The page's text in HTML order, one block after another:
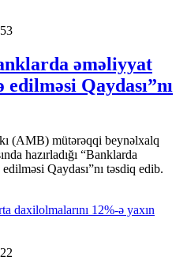
əməliyyat
Qaydası”nı
(AMB) mütərəqqi beynəlxalq
hazırladığı “Banklarda
Qaydası”nı təsdiq edib.